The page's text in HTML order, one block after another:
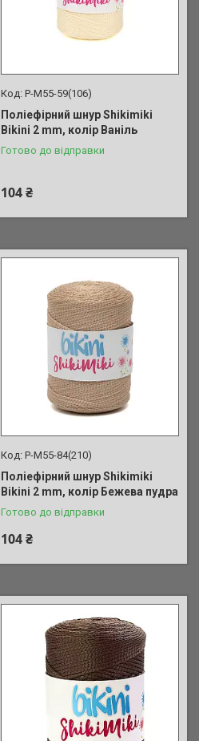
P-M55-59(106)
Поліефірний шнур Shikimiki
Bikini 2 mm, колір Ваніль
Готово до відправки
104 ₴
P-M55-84(210)
Поліефірний шнур Shikimiki
Bikini 2 mm, колір Бежева пудра
Готово до відправки
104 ₴